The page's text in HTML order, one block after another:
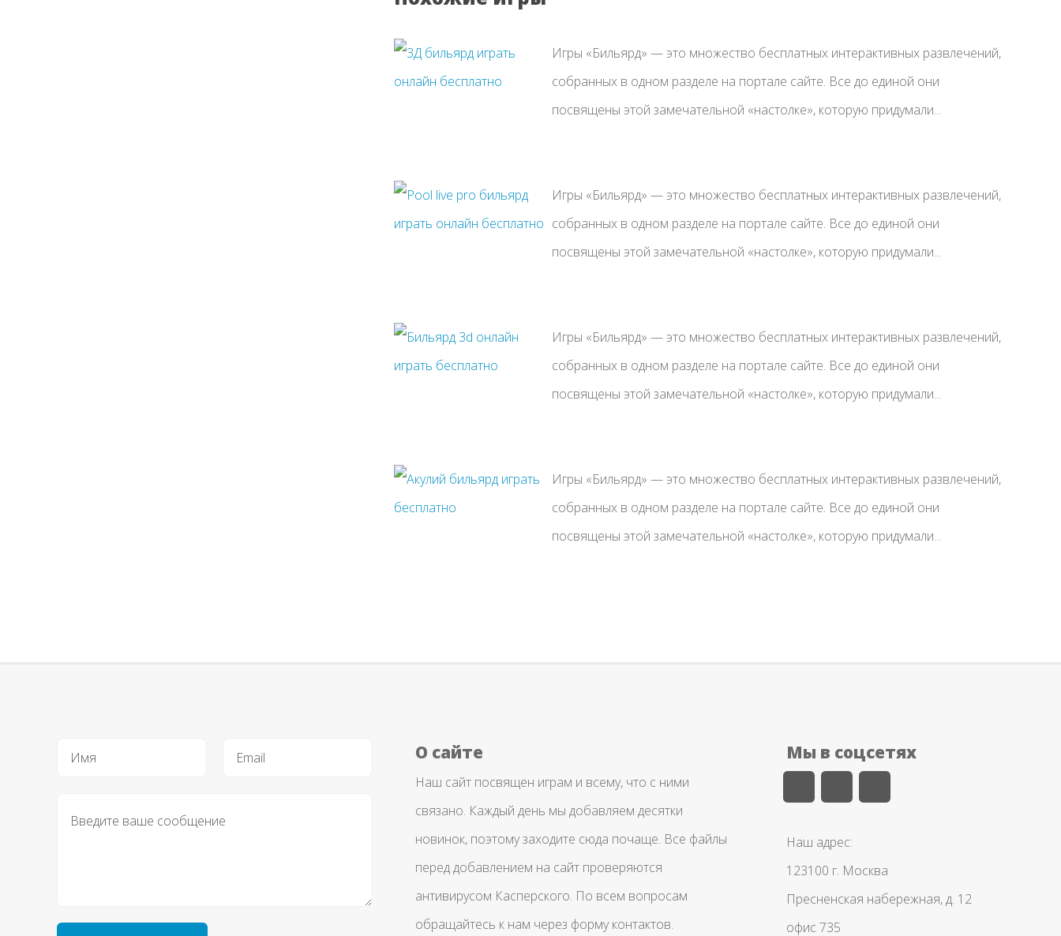
Игры «Бильярд» — это множество бесплатных интерактивных развлечений,
собранных в одном разделе на портале сайте. Все до единой они
посвящены этой замечательной «настолке», которую придумали...
Игры «Бильярд» — это множество бесплатных интерактивных развлечений,
собранных в одном разделе на портале сайте. Все до единой они
посвящены этой замечательной «настолке», которую придумали...
Игры «Бильярд» — это множество бесплатных интерактивных развлечений,
собранных в одном разделе на портале сайте. Все до единой они
посвящены этой замечательной «настолке», которую придумали...
Игры «Бильярд» — это множество бесплатных интерактивных развлечений,
собранных в одном разделе на портале сайте. Все до единой они
посвящены этой замечательной «настолке», которую придумали...
О сайте
Наш сайт посвящен играм и всему, что с ними
связано. Каждый день мы добавляем десятки
новинок, поэтому заходите сюда почаще. Все файлы
перед добавлением на сайт проверяются
антивирусом Касперского. По всем вопросам
обращайтесь к нам через форму контактов.
Мы в соцсетях
Наш адрес:
123100 г. Москва
Пресненская набережная, д. 12
офис 735